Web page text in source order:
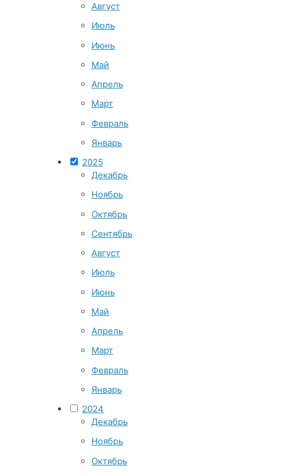
Август
Июль
Июнь
Май
Апрель
Март
Февраль
Январь
2025
Декабрь
Ноябрь
Октябрь
Сентябрь
Август
Июль
Июнь
Май
Апрель
Март
Февраль
Январь
2024
Декабрь
Ноябрь
Октябрь